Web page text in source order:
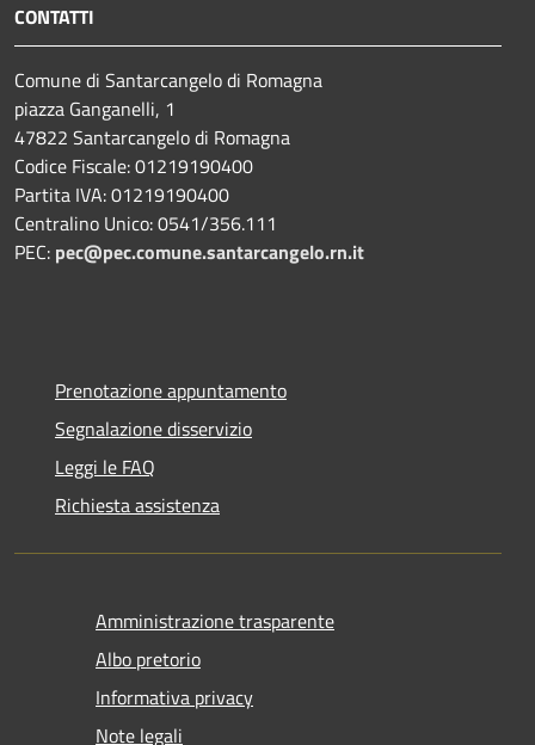
CONTATTI
Comune di Santarcangelo di Romagna
piazza Ganganelli, 1
47822 Santarcangelo di Romagna
Codice Fiscale: 01219190400
Partita IVA: 01219190400
Centralino Unico: 0541/356.111
PEC: pec@pec.comune.santarcangelo.rn.it
Prenotazione appuntamento
Segnalazione disservizio
Leggi le FAQ
Richiesta assistenza
Amministrazione trasparente
Albo pretorio
Informativa privacy
Note legali